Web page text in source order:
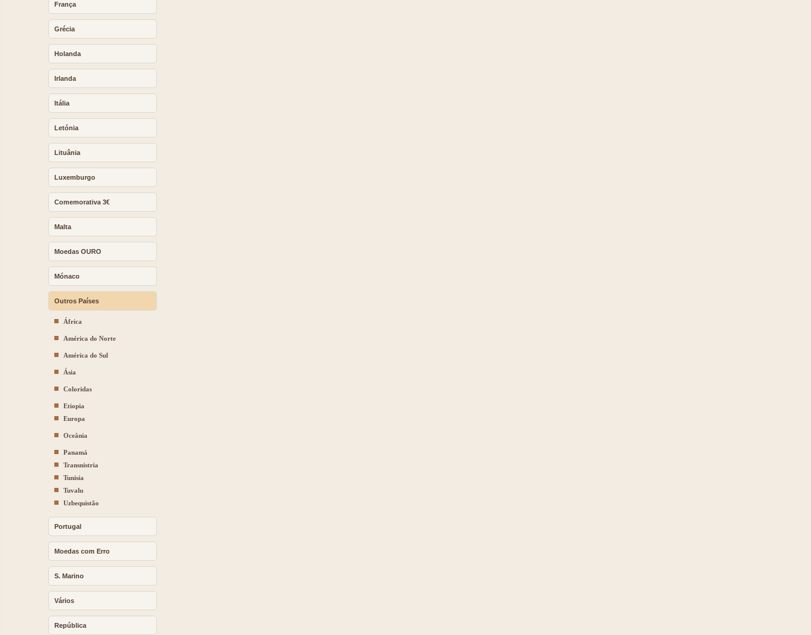
França
Grécia
Holanda
Irlanda
Itália
Letónia
Lituânia
Luxemburgo
Comemorativa 3€
Malta
Moedas OURO
Mónaco
Outros Países
África
América do Norte
América do Sul
Ásia
Coloridas
Etiopia
Europa
Oceânia
Panamá
Transnistria
Tunisia
Tuvalu
Uzbequistão
Portugal
Moedas com Erro
S. Marino
Vários
República